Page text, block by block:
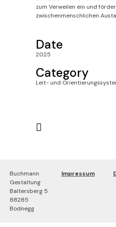
zum Verweilen ein und
zwischenmenschlichen
Date
2025
Category
Leit- und
Buchmann
Gestaltung
Baltersberg 5
88285
Bodnegg
Impressum